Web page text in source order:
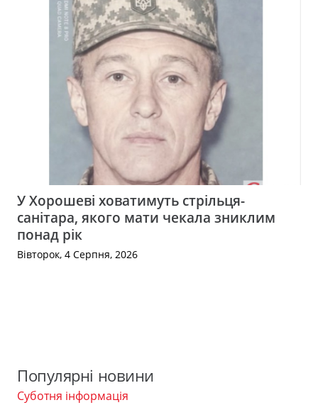
У Хорошеві ховатимуть стрільця-
санітара, якого мати чекала зниклим
понад рік
Вівторок, 4 Серпня, 2026
Популярні новини
Суботня інформація